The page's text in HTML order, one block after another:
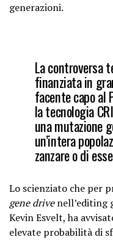
generazioni.
La controversa
finanziata in
facente capo al
la tecnologia
una mutazione
un’intera
zanzare o di
Lo scienziato che per
gene drivenell’editing
Kevin Esvelt, ha
elevate probabilità di